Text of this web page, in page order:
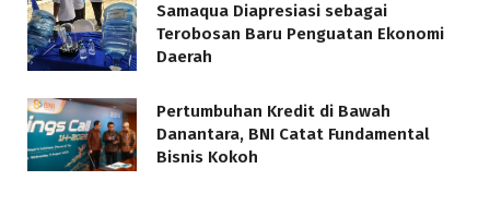
Samaqua Diapresiasi sebagai
Terobosan Baru Penguatan Ekonomi
Daerah
Pertumbuhan Kredit di Bawah
Danantara, BNI Catat Fundamental
Bisnis Kokoh